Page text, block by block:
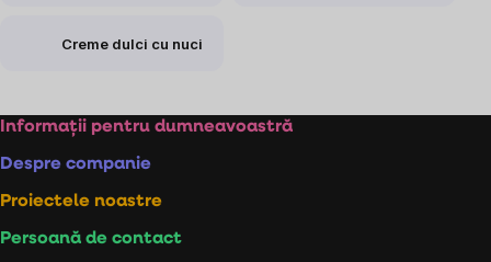
Creme dulci cu nuci
Subsol
Informații pentru dumneavoastră
Despre companie
Proiectele noastre
Persoană de contact